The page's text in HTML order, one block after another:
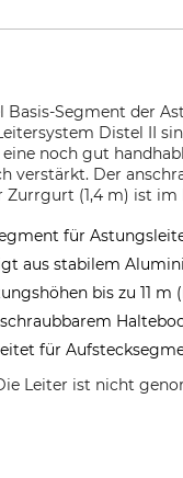
Basis-Segment der
Distel II
noch gut
verstärkt. Der
Zurrgurt (1,4 m) ist
für
aus stabilem
bis zu 11
für
Leiter ist nicht